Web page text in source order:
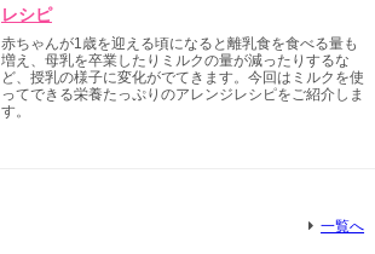
レシピ
赤ちゃんが1歳を迎える頃になると離乳食を食べる量も
増え、母乳を卒業したりミルクの量が減ったりするな
ど、授乳の様子に変化がでてきます。今回はミルクを使
ってできる栄養たっぷりのアレンジレシピをご紹介しま
す。
一覧へ